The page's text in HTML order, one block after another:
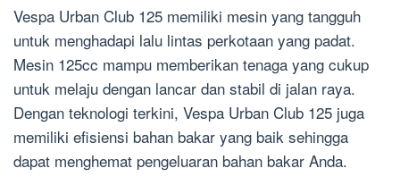
Vespa Urban Club 125 memiliki mesin yang tangguh
untuk menghadapi lalu lintas perkotaan yang padat.
Mesin 125cc mampu memberikan tenaga yang cukup
untuk melaju dengan lancar dan stabil di jalan raya.
Dengan teknologi terkini, Vespa Urban Club 125 juga
memiliki efisiensi bahan bakar yang baik sehingga
dapat menghemat pengeluaran bahan bakar Anda.